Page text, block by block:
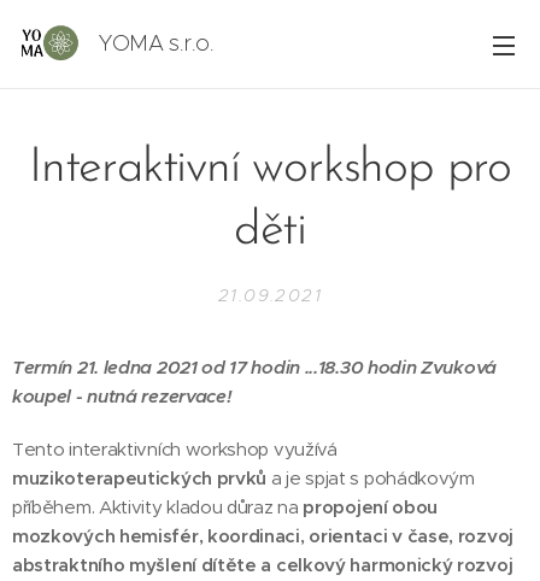
YOMA s.r.o.
Interaktivní workshop pro
děti
21.09.2021
Termín 21. ledna 2021 od 17 hodin ...18.30 hodin Zvuková
koupel - nutná rezervace!
Tento interaktivních workshop využívá
muzikoterapeutických prvků a je spjat s pohádkovým
příběhem. Aktivity kladou důraz na propojení obou
mozkových hemisfér, koordinaci, orientaci v čase, rozvoj
abstraktního myšlení dítěte a celkový harmonický rozvoj